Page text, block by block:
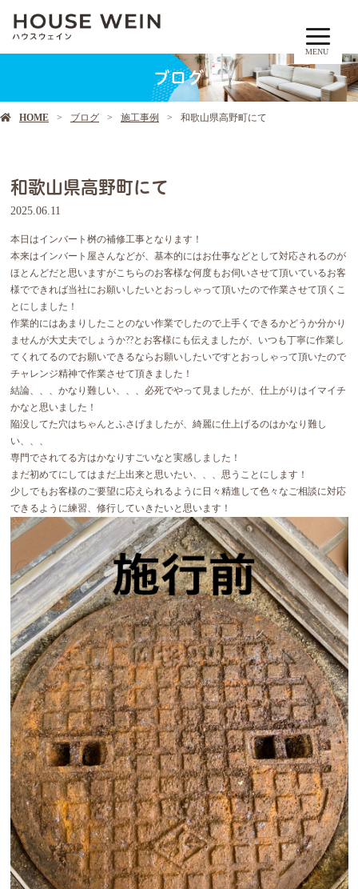
MENU
ブログ
HOME ブログ 施工事例 和歌山県高野町にて
和歌山県高野町にて
2025.06.11
本日はインバート桝の補修工事となります！
本来はインバート屋さんなどが、基本的にはお仕事などとして対応されるのが
ほとんどだと思いますがこちらのお客様な何度もお伺いさせて頂いているお客
様でできれば当社にお願いしたいとおっしゃって頂いたので作業させて頂くこ
とにしました！
作業的にはあまりしたことのない作業でしたので上手くできるかどうか分かり
ませんが大丈夫でしょうか??とお客様にも伝えましたが、いつも丁寧に作業し
てくれてるのでお願いできるならお願いしたいですとおっしゃって頂いたので
チャレンジ精神で作業させて頂きました！
結論、、、かなり難しい、、、必死でやって見ましたが、仕上がりはイマイチ
かなと思いました！
陥没してた穴はちゃんとふさげましたが、綺麗に仕上げるのはかなり難し
い、、、
専門でされてる方はかなりすごいなと実感しました！
まだ初めてにしてはまだ上出来と思いたい、、、思うことにします！
少しでもお客様のご要望に応えられるように日々精進して色々なご相談に対応
できるように練習、修行していきたいと思います！